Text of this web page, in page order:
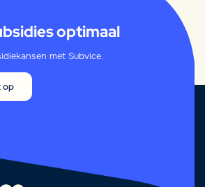
optimaal
met Subvice.
op